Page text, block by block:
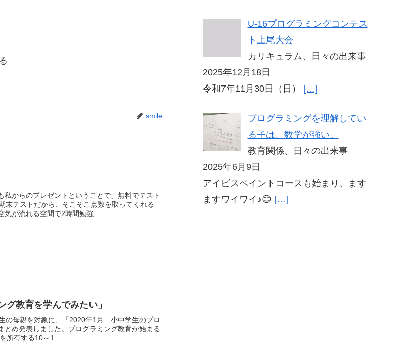
smile
からのプレゼントということで、無料でテスト
テストだから、そこそこ点数を取ってくれる
が流れる空間で2時間勉強...
教育を学んでみたい」
の母親を対象に、「2020年1月 小中学生のプロ
め発表しました。プログラミング教育が始まる
所有する10～1...
U-16プログラミングコンテス
ト上尾大会
カリキュラム、日々の出来事
2025年12月18日
令和7年11月30日（日） […]
プログラミングを理解してい
る子は、数学が強い。
教育関係、日々の出来事
2025年6月9日
アイビスペイントコースも始まり、ます
ますワイワイ♪😊 […]